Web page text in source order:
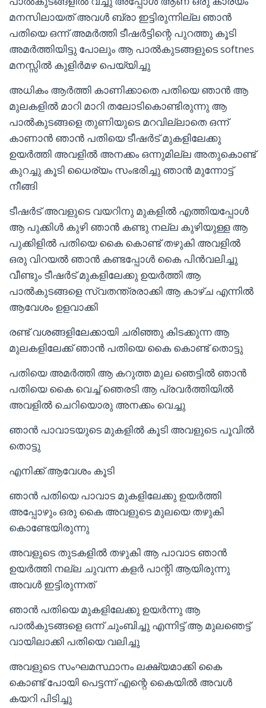
മനസിലായത് അവൾ ബ്രാ ഇട്ടിരുന്നില്ല ഞാൻ
പതിയെ ഒന്ന് അമർത്തി ടീഷർട്ടിന്റെ പുറത്തു കൂടി
അമർത്തിയിട്ടു പോലും ആ പാൽകുടങ്ങളുടെ softnes
മനസ്സിൽ കുളിർമഴ പെയ്യിച്ചു
അധികം ആർത്തി കാണിക്കാതെ പതിയെ ഞാൻ ആ
മുലകളിൽ മാറി മാറി തലോടികൊണ്ടിരുന്നു ആ
പാൽകുടങ്ങളെ തുണിയുടെ മറവില്ലാതെ ഒന്ന്
കാണാൻ ഞാൻ പതിയെ ടീഷർട് മുകളിലേക്കു
ഉയർത്തി അവളിൽ അനക്കം ഒന്നുമില്ല അതുകൊണ്ട്
കുറച്ചു കൂടി ധൈര്യം സംഭരിച്ചു ഞാൻ മുന്നോട്ട്
നീങ്ങി
ടീഷർട് അവളുടെ വയറിനു മുകളിൽ എത്തിയപ്പോൾ
ആ പുക്കിൾ കുഴി ഞാൻ കണ്ടു നല്ല കുഴിയുള്ള ആ
പുക്കിളിൽ പതിയെ കൈ കൊണ്ട് തഴുകി അവളിൽ
ഒരു വിറയൽ ഞാൻ കണ്ടപ്പോൾ കൈ പിൻവലിച്ചു
വീണ്ടും ടീഷർട് മുകളിലേക്കു ഉയർത്തി ആ
പാൽകുടങ്ങളെ സ്വതന്ത്രരാക്കി ആ കാഴ്ച എന്നിൽ
ആവേശം ഉളവാക്കി
രണ്ട് വശങ്ങളിലേക്കായി ചരിഞ്ഞു കിടക്കുന്ന ആ
മുലകളിലേക്ക് ഞാൻ പതിയെ കൈ കൊണ്ട് തൊട്ടു
പതിയെ അമർത്തി ആ കറുത്ത മുല ഞെട്ടിൽ ഞാൻ
പതിയെ കൈ വെച്ച് ഞെരടി ആ പ്രവർത്തിയിൽ
അവളിൽ ചെറിയൊരു അനക്കം വെച്ചു
ഞാൻ പാവാടയുടെ മുകളിൽ കൂടി അവളുടെ പൂവിൽ
തൊട്ടു
എനിക്ക് ആവേശം കൂടി
ഞാൻ പതിയെ പാവാട മുകളിലേക്കു ഉയർത്തി
അപ്പോഴും ഒരു കൈ അവളുടെ മുലയെ തഴുകി
കൊണ്ടേയിരുന്നു
അവളുടെ തുടകളിൽ തഴുകി ആ പാവാട ഞാൻ
ഉയർത്തി നല്ല ചുവന്ന കളർ പാന്റി ആയിരുന്നു
അവൾ ഇട്ടിരുന്നത്
ഞാൻ പതിയെ മുകളിലേക്കു ഉയർന്നു ആ
പാൽകുടങ്ങളെ ഒന്ന് ചുംബിച്ചു എന്നിട്ട് ആ മുലഞെട്ട്
വായിലാക്കി പതിയെ വലിച്ചു
അവളുടെ സംഘമസ്ഥാനം ലക്ഷ്യമാക്കി കൈ
കൊണ്ട് പോയി പെട്ടന്ന് എന്റെ കൈയിൽ അവൾ
കയറി പിടിച്ചു